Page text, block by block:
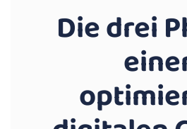
Die drei